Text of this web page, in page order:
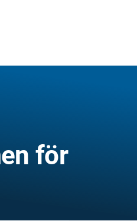
för